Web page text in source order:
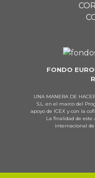
FONDO
UNA MANERA DE
S.L. en el marco del
apoyo de ICEX y con la
La finalidad de
internacional